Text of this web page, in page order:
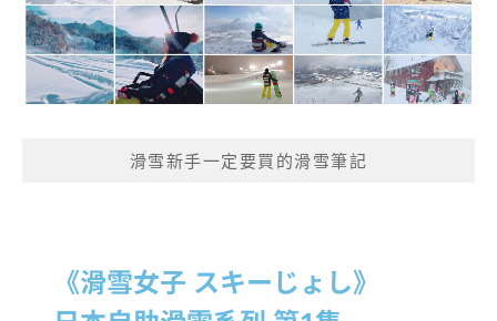
滑雪新手一定要買的滑雪筆記